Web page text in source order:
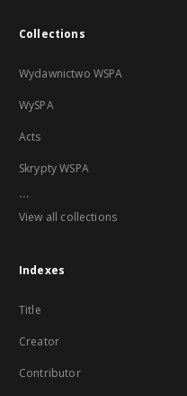
Collections
Wydawnictwo WSPA
WySPA
Acts
Skrypty WSPA
...
View all collections
Indexes
Title
Creator
Contributor